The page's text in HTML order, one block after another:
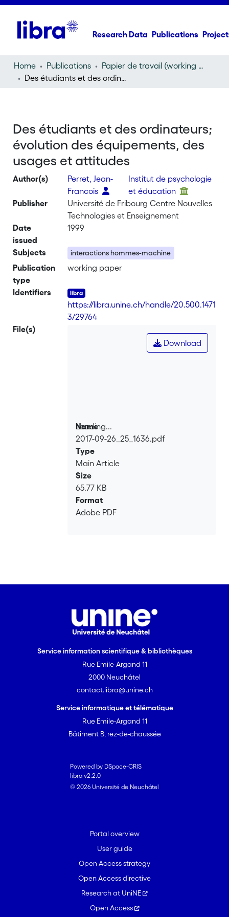
Research Data Publications
Home Publications
Papier de travail (working paper)
Des étudiants et des ordinateurs; évolution des équipements, des usages et attitudes
Des étudiants et des ordinateurs;
évolution des équipements, des
usages et attitudes
Author(s)
Perret, Jean-
Francois
Institut de psychologie
et éducation
Publisher
Université de Fribourg Centre Nouvelles
Technologies et Enseignement
Date
issued
1999
Subjects interactions hommes-machine
Publication
type
working paper
Identifiers
https://libra.unine.ch/handle/20.500.1471
3/29764
File(s)
Loading...
Loading...
Download
Name
2017-09-26_25_1636.pdf
Type
Main Article
Size
65.77 KB
Format
Adobe PDF
Service information scientifique & bibliothèques
Rue Emile-Argand 11
2000 Neuchâtel
contact.libra@unine.ch
Service informatique et télématique
Rue Emile-Argand 11
Bâtiment B, rez-de-chaussée
Powered by DSpace-CRIS
libra v2.2.0
© 2026 Université de Neuchâtel
Portal overview
User guide
Open Access strategy
Open Access directive
Research at UniNE
Open Access